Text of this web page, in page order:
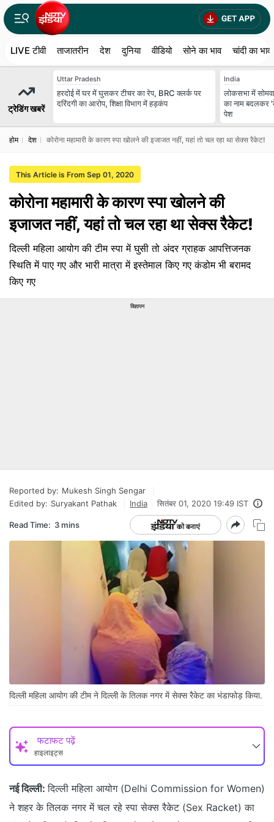
LIVE टीवी ताजातरीन देश दुनिया वीडियो सोने का भाव चांदी का भाव
ट्रेडिंग खबरें
Uttar Pradesh
हरदोई में घर में घुसकर टीचर का रेप, BRC क्लर्क पर
दरिंदगी का आरोप, शिक्षा विभाग में हड़कंप
India
लोकसभा में
का नाम बदलकर
पेश
होम देश कोरोना महामारी के कारण स्पा खोलने की इजाजत नहीं, यहां तो चल रहा था सेक्स रैकेट!
This Article is From Sep 01, 2020
कोरोना महामारी के कारण स्पा खोलने की
इजाजत नहीं, यहां तो चल रहा था सेक्स रैकेट!
दिल्ली महिला आयोग की टीम स्पा में घुसी तो अंदर ग्राहक आपत्तिजनक
स्थिति में पाए गए और भारी मात्रा में इस्तेमाल किए गए कंडोम भी बरामद
किए गए
विज्ञापन
Reported by: Mukesh Singh Sengar
Edited by: Suryakant Pathak India सितंबर 01, 2020 19:49 IST
Read Time: 3 mins
दिल्ली महिला आयोग की टीम ने दिल्ली के तिलक नगर में सेक्स रैकेट का भंडाफोड़ किया.
फटाफट पढ़ें
हाइलाइट्स
नई दिल्ली: दिल्ली महिला आयोग (Delhi Commission for Women)
ने शहर के तिलक नगर में चल रहे स्पा सेक्स रैकेट (Sex Racket) का